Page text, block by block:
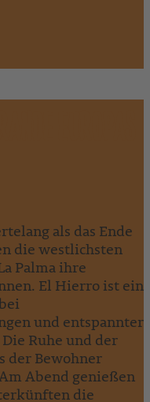
als das Ende
die westlichsten
Palma ihre
El Hierro ist ein
und entspannter
Ruhe und der
der Bewohner
Abend genießen
die